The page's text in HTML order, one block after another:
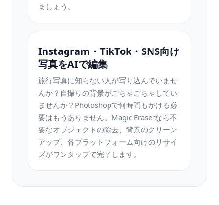
ましょう。
Instagram・TikTok・SNS向け
写真をAIで編集
旅行写真に知らない人が写り込んでいませ
んか？自撮りの背景がごちゃごちゃしてい
ませんか？Photoshopで何時間もかける必
要はもうありません。Magic Eraserなら不
要なオブジェクトの除去、背景のクリーン
アップ、各プラットフォーム向けのリサイ
ズがワンタップで完了します。